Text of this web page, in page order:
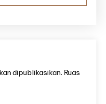
dipublikasikan. Ruas